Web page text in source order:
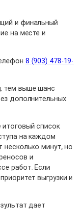
и финальный
на месте и
8 (903) 478-19-
тем выше шанс
дополнительных
список
на каждом
несколько минут, но
и
работ. Если
выгрузки и
дает